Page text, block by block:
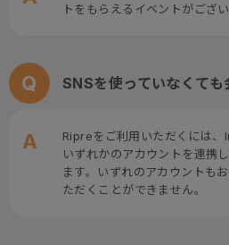
トをもらえるイベントがござい
SNSを使っていなくても
Ripreをご利用いただくには
いずれかのアカウントを連携
ます。いずれのアカウントも
ただくことができません。